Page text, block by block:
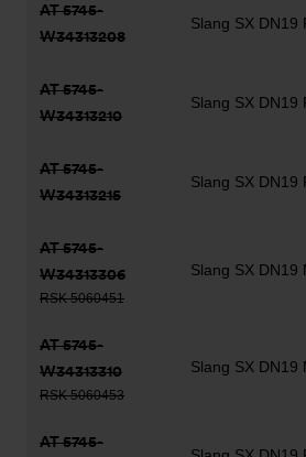
AT 5745-
W34313208
Slang SX DN19
AT 5745-
W34313210
Slang SX DN19
AT 5745-
W34313215
Slang SX DN19
AT 5745-
W34313306
RSK 5060451
Slang SX DN19
AT 5745-
W34313310
RSK 5060453
Slang SX DN19
AT 5745-